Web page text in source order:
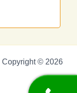
Copyright © 2026 نهضة الكويت | Powered by